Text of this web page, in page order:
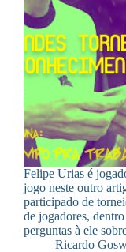
Felipe Urias é
jogo neste outro
participado de
de jogadores,
perguntas à ele
Ricardo